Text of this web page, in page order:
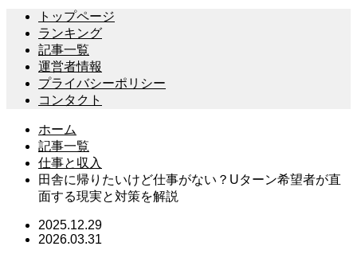
トップページ
ランキング
記事一覧
運営者情報
プライバシーポリシー
コンタクト
ホーム
記事一覧
仕事と収入
田舎に帰りたいけど仕事がない？Uターン希望者が直
面する現実と対策を解説
2025.12.29
2026.03.31